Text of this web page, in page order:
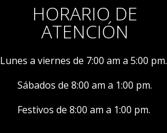
HORARIO DE
ATENCIÓN
Lunes a viernes de 7:00 am a 5:00 pm.
Sábados de 8:00 am a 1:00 pm.
Festivos de 8:00 am a 1:00 pm.